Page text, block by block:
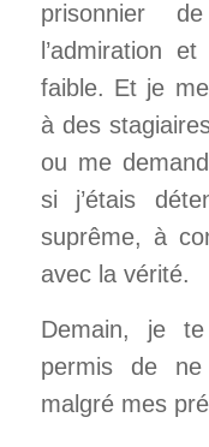
prisonnier
l’admiration
faible. Et je
à des
ou me
si j’étais
suprême, à
avec la vérité.
Demain, je
permis de
malgré mes